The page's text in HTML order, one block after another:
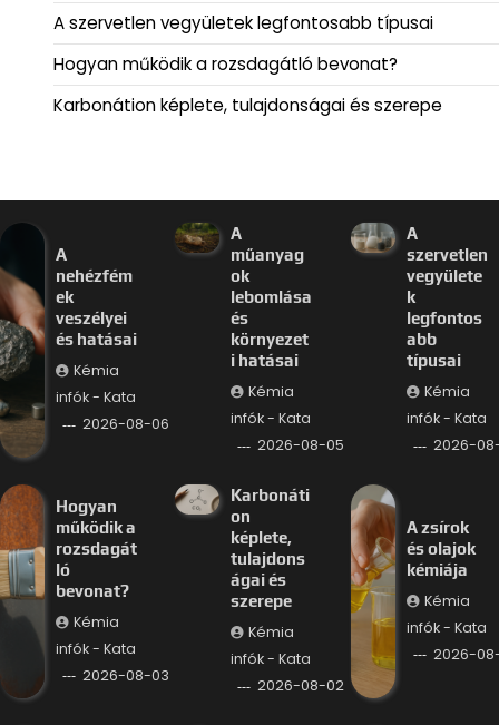
A szervetlen vegyületek legfontosabb típusai
Hogyan működik a rozsdagátló bevonat?
Karbonátion képlete, tulajdonságai és szerepe
A
nehézfém
ek
veszélyei
és hatásai
Kémia
infók - Kata
2026-08-06
A
műanyag
ok
lebomlása
és
környezet
i hatásai
Kémia
infók - Kata
2026-08-05
A
szervetlen
vegyülete
k
legfontos
abb
típusai
Kémia
infók - Kata
2026-
Hogyan
működik a
rozsdagát
ló
bevonat?
Kémia
infók - Kata
2026-08-03
Karbonáti
on
képlete,
tulajdons
ágai és
szerepe
Kémia
infók - Kata
2026-08-02
A zsírok
és olajok
kémiája
Kémia
infók - Kata
2026-